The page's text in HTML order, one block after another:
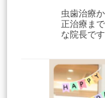
虫歯治療
正治療ま
な院長で